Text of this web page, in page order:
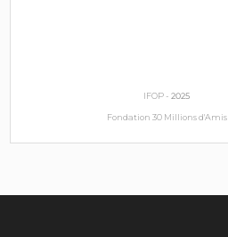
IFOP -2025
Fondation 30 Millions d'Amis